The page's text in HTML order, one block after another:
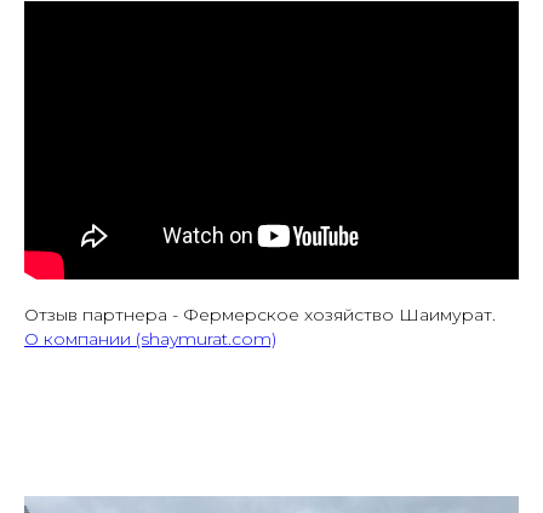
Отзыв партнера - Фермерское хозяйство Шаимурат.
О компании (shaymurat.com)